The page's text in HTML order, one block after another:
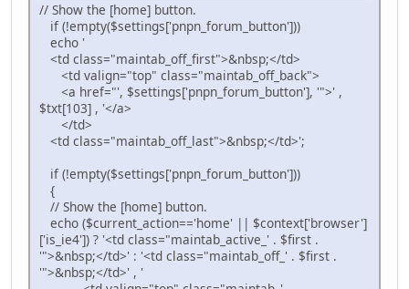
// Show the [home] button.
if (!empty($settings['pnpn_forum_button']))
echo '
<td class="maintab_off_first">&nbsp;</td>
<td valign="top" class="maintab_off_back">
<a href="', $settings['pnpn_forum_button'], '">' ,
$txt[103] , '</a>
</td>
<td class="maintab_off_last">&nbsp;</td>';
if (!empty($settings['pnpn_forum_button']))
{
// Show the [home] button.
echo ($current_action=='home' || $context['browser']
['is_ie4']) ? '<td class="maintab_active_' . $first .
'">&nbsp;</td>' : '<td class="maintab_off_' . $first .
'">&nbsp;</td>' , '